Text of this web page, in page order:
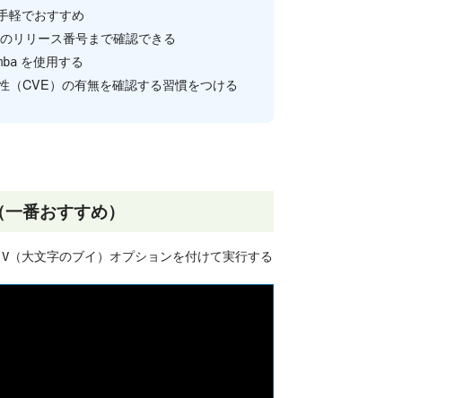
軽でおすすめ
リリース番号まで確認できる
を使用する
（CVE）の有無を確認する習慣をつける
番おすすめ）
（大文字のブイ）オプションを付けて実行する